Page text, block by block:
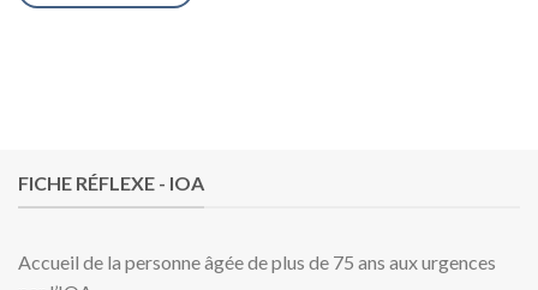
FICHE RÉFLEXE - IOA
Accueil de la personne âgée de plus de 75 ans aux urgences